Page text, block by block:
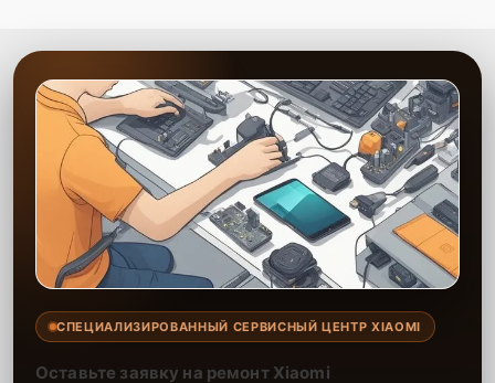
СПЕЦИАЛИЗИРОВАННЫЙ СЕРВИСНЫЙ ЦЕНТР XIAOMI
Оставьте заявку на ремонт Xiaomi